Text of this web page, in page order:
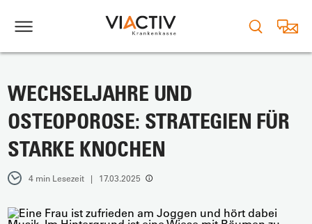
WECHSELJAHRE UND
OSTEOPOROSE: STRATEGIEN FÜR
STARKE KNOCHEN
4 min Lesezeit | 17.03.2025